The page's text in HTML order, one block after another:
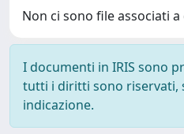
Non ci sono file associati
I documenti in IRIS sono
tutti i diritti sono riservati,
indicazione.